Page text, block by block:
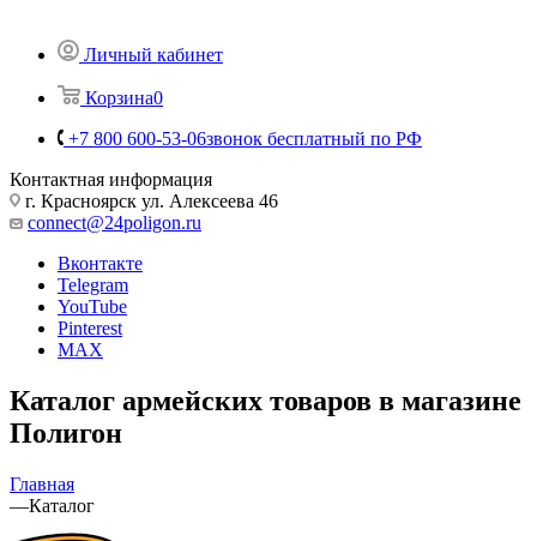
Личный кабинет
Корзина0
+7 800 600-53-06звонок бесплатный по РФ
Контактная информация
г. Красноярск ул. Алексеева 46
connect@24poligon.ru
Вконтакте
Telegram
YouTube
Pinterest
MAX
Каталог армейских товаров в магазине
Полигон
Главная
—Каталог